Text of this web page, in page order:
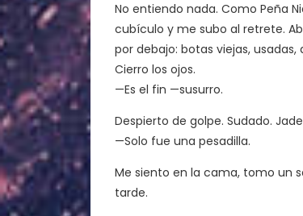
No entiendo nada. Como Peña
cubículo y me subo al retrete.
por debajo: botas viejas,
Cierro los ojos.
—Es el fin —susurro.
Despierto de golpe. Sudado.
—Solo fue una pesadilla.
Me siento en la cama, tomo un
tarde.